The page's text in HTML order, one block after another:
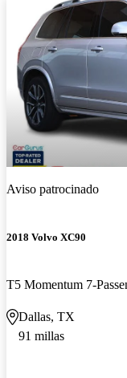
Aviso patrocinado
2018 Volvo XC90
T5 Momentum 7-
Dallas, TX
91 millas